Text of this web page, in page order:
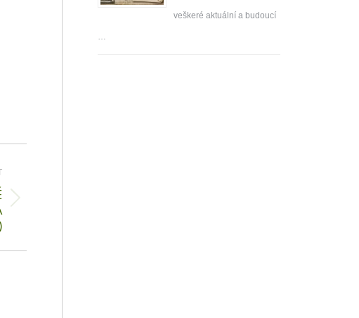
veškeré aktuální a budoucí
…